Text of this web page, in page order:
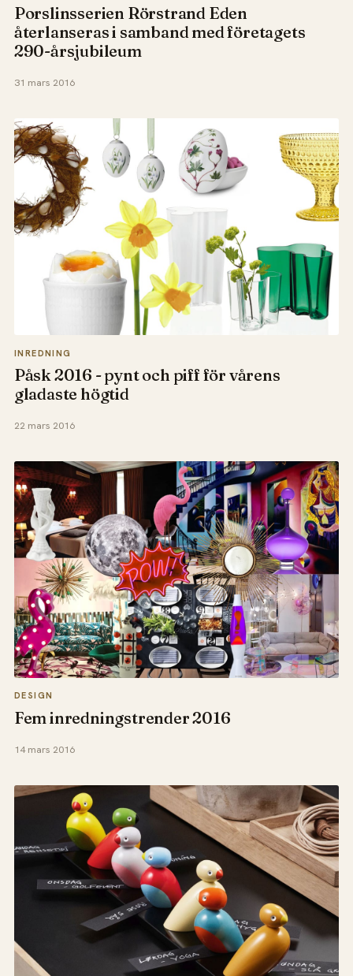
Porslinsserien Rörstrand Eden
återlanseras i samband med företagets
290-årsjubileum
31 mars 2016
INREDNING
Påsk 2016 - pynt och piff för vårens
gladaste högtid
22 mars 2016
DESIGN
Fem inredningstrender 2016
14 mars 2016